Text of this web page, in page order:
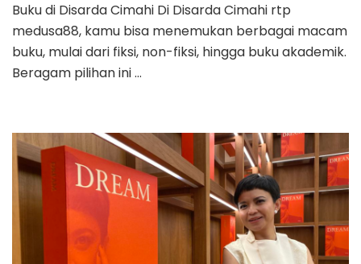
Buku di Disarda Cimahi Di Disarda Cimahi rtp
medusa88, kamu bisa menemukan berbagai macam
buku, mulai dari fiksi, non-fiksi, hingga buku akademik.
Beragam pilihan ini …